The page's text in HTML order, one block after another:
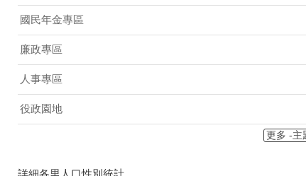
國民年金專區
廉政專區
人事專區
役政園地
更多 -主